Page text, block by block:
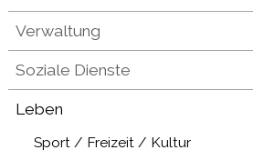
Verwaltung
Soziale Dienste
Leben
Sport / Freizeit / Kultur